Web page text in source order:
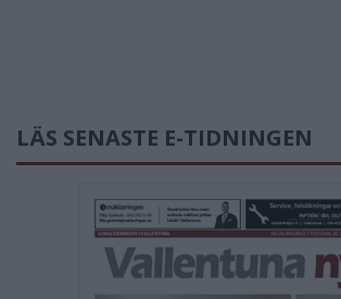
LÄS SENASTE E-TIDNINGEN